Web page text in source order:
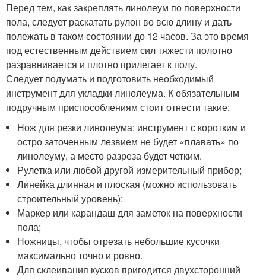
Перед тем, как закреплять линолеум по поверхности
пола, следует раскатать рулон во всю длину и дать
полежать в таком состоянии до 12 часов. За это время
под естественным действием сил тяжести полотно
разравнивается и плотно прилегает к полу.
Следует подумать и подготовить необходимый
инструмент для укладки линолеума. К обязательным
подручным приспособлениям стоит отнести такие:
Нож для резки линолеума: инструмент с коротким и
остро заточенным лезвием не будет «плавать» по
линолеуму, а место разреза будет четким.
Рулетка или любой другой измерительный прибор;
Линейка длинная и плоская (можно использовать
строительный уровень):
Маркер или карандаш для заметок на поверхности
пола;
Ножницы, чтобы отрезать небольшие кусочки
максимально точно и ровно.
Для склеивания кусков пригодится двухсторонний